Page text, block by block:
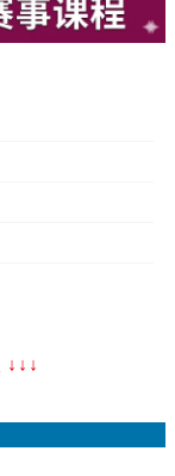
↓↓↓